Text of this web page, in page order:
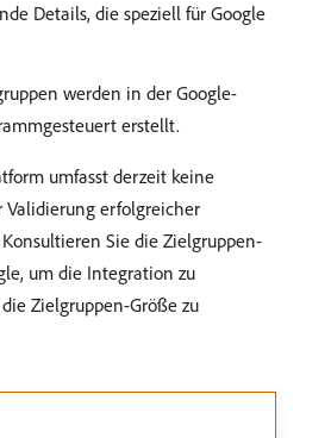
Details, die speziell für Google
werden in der Google-
erstellt.
umfasst derzeit keine
Validierung erfolgreicher
Sie die Zielgruppen-
um die Integration zu
Zielgruppen-Größe zu